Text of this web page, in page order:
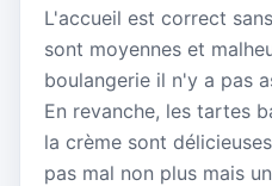
L'accueil est correct
sont moyennes et
boulangerie il n'y a pas
En revanche, les tartes
la crème sont
pas mal non plus mais